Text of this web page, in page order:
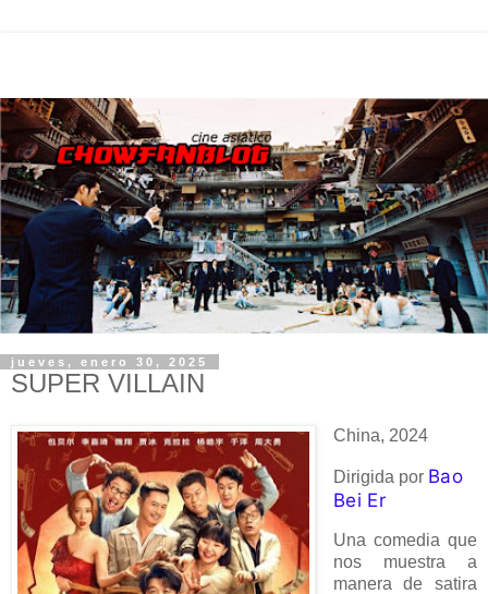
jueves, enero 30, 2025
SUPER VILLAIN
China, 2024
Dirigida por Bao
Bei Er
Una comedia que
nos muestra a
manera de satira